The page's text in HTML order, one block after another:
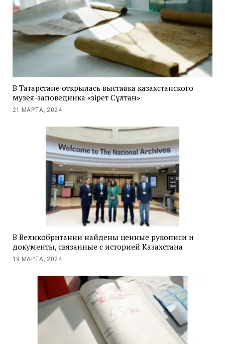
В Татарстане открылась выставка казахстанского
музея-заповедника «Әзірет Сұлтан»
21 МАРТА, 2024
В Великобритании найдены ценные рукописи и
документы, связанные с историей Казахстана
19 МАРТА, 2024